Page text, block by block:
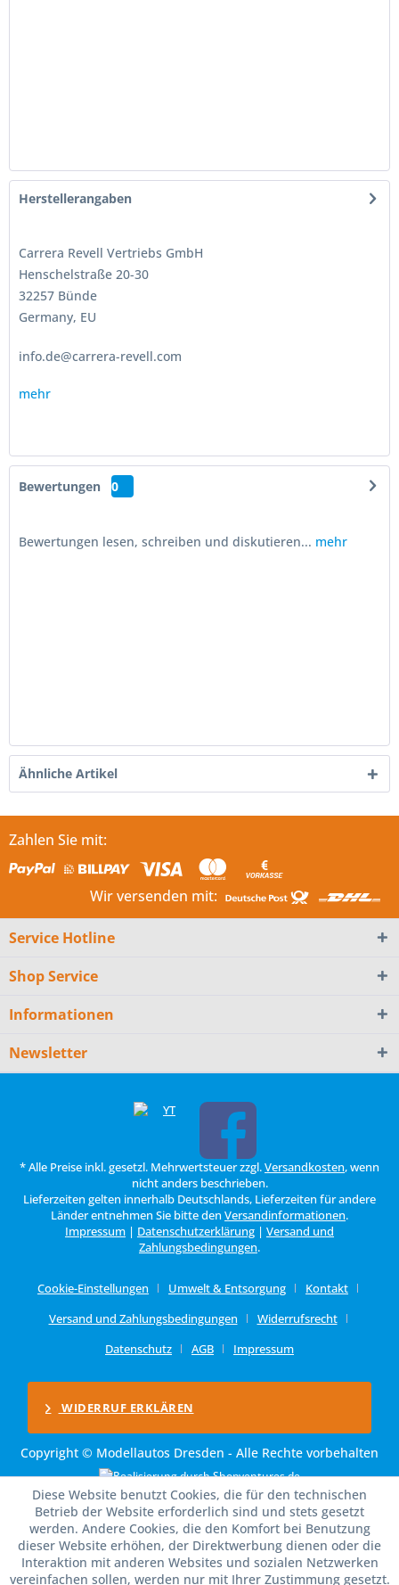
Herstellerangaben
Carrera Revell Vertriebs GmbH
Henschelstraße 20-30
32257 Bünde
Germany, EU
info.de@carrera-revell.com
mehr
Bewertungen 0
Bewertungen lesen, schreiben und diskutieren... mehr
Ähnliche Artikel
Zahlen Sie mit:
Wir versenden mit:
Service Hotline
Shop Service
Informationen
Newsletter
* Alle Preise inkl. gesetzl. Mehrwertsteuer zzgl.Versandkosten, wenn
nicht anders beschrieben.
Lieferzeiten gelten innerhalb Deutschlands, Lieferzeiten für andere
Länder entnehmen Sie bitte den Versandinformationen.
Impressum | Datenschutzerklärung | Versand und
Zahlungsbedingungen.
Cookie-Einstellungen Umwelt & Entsorgung
Kontakt
Versand und Zahlungsbedingungen
Widerrufsrecht
Datenschutz
AGB Impressum
WIDERRUF ERKLÄREN
Copyright © Modellautos Dresden - Alle Rechte vorbehalten
Diese Website benutzt Cookies, die für den technischen
Betrieb der Website erforderlich sind und stets gesetzt
werden. Andere Cookies, die den Komfort bei Benutzung
dieser Website erhöhen, der Direktwerbung dienen oder die
Interaktion mit anderen Websites und sozialen Netzwerken
vereinfachen sollen, werden nur mit Ihrer Zustimmung gesetzt.